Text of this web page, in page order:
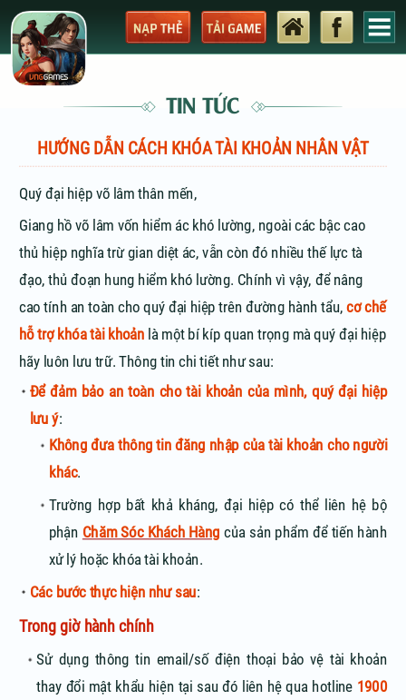
TIN TỨC
HƯỚNG DẪN CÁCH KHÓA TÀI KHOẢN NHÂN VẬT
Quý đại hiệp võ lâm thân mến,
Giang hồ võ lâm vốn hiểm ác khó lường, ngoài các bậc cao
thủ hiệp nghĩa trừ gian diệt ác, vẫn còn đó nhiều thế lực tà
đạo, thủ đoạn hung hiểm khó lường. Chính vì vậy, để nâng
cao tính an toàn cho quý đại hiệp trên đường hành tẩu,cơ chế
hỗ trợ khóa tài khoản là một bí kíp quan trọng mà quý đại hiệp
hãy luôn lưu trữ. Thông tin chi tiết như sau:
Để đảm bảo an toàn cho tài khoản của mình, quý đại hiệp
lưu ý:
Không đưa thông tin đăng nhập của tài khoản cho người
khác.
Trường hợp bất khả kháng, đại hiệp có thể liên hệ bộ
phận Chăm Sóc Khách Hàng của sản phẩm để tiến hành
xử lý hoặc khóa tài khoản.
Các bước thực hiện như sau:
Trong giờ hành chính
Sử dụng thông tin email/số điện thoại bảo vệ tài khoản
thay đổi mật khẩu hiện tại sau đó liên hệ qua hotline 1900